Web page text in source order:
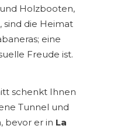
Holzbooten,
sind die Heimat
eine
Freude ist.
schenkt Ihnen
Tunnel und
bevor er in La